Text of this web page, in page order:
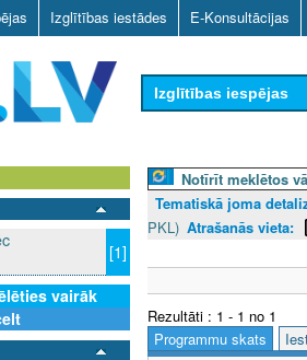
Skip
to
main
content
Izglītības iestādes E-Konsultācijas
Izglītības iespējas
[1]
vairāk
Notīrīt meklētos
Tematiskā joma
PKL) Atrašanās vieta:
Rezultāti : 1 - 1 no 1
Programmu skats